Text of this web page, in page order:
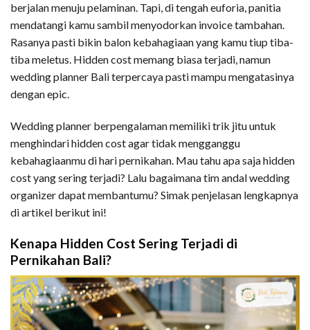
berjalan menuju pelaminan. Tapi, di tengah euforia, panitia
mendatangi kamu sambil menyodorkan invoice tambahan.
Rasanya pasti bikin balon kebahagiaan yang kamu tiup tiba-
tiba meletus. Hidden cost memang biasa terjadi, namun
wedding planner Bali terpercaya pasti mampu mengatasinya
dengan epic.
Wedding planner berpengalaman memiliki trik jitu untuk
menghindari hidden cost agar tidak mengganggu
kebahagiaanmu di hari pernikahan. Mau tahu apa saja hidden
cost yang sering terjadi? Lalu bagaimana tim andal wedding
organizer dapat membantumu? Simak penjelasan lengkapnya
di artikel berikut ini!
Kenapa Hidden Cost Sering Terjadi di
Pernikahan Bali?